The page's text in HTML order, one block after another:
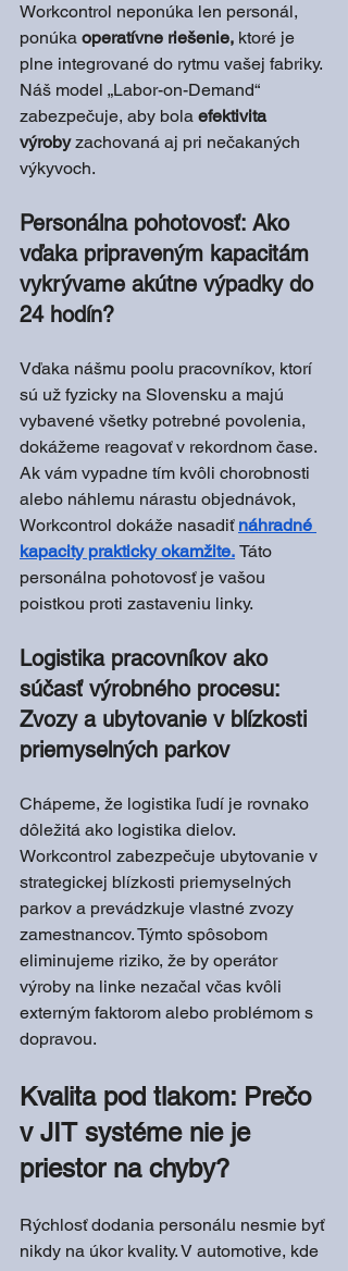
Workcontrol neponúka len personál,
ponúka operatívne riešenie, ktoré je
plne integrované do rytmu vašej fabriky.
Náš model „Labor-on-Demand“
zabezpečuje, aby bola efektivita
výroby zachovaná aj pri nečakaných
výkyvoch.
Personálna pohotovosť: Ako
vďaka pripraveným kapacitám
vykrývame akútne výpadky do
24 hodín?
Vďaka nášmu poolu pracovníkov, ktorí
sú už fyzicky na Slovensku a majú
vybavené všetky potrebné povolenia,
dokážeme reagovať v rekordnom čase.
Ak vám vypadne tím kvôli chorobnosti
alebo náhlemu nárastu objednávok,
Workcontrol dokáže nasadiť náhradné
kapacity prakticky okamžite. Táto
personálna pohotovosť je vašou
poistkou proti zastaveniu linky.
Logistika pracovníkov ako
súčasť výrobného procesu:
Zvozy a ubytovanie v blízkosti
priemyselných parkov
Chápeme, že logistika ľudí je rovnako
dôležitá ako logistika dielov.
Workcontrol zabezpečuje ubytovanie v
strategickej blízkosti priemyselných
parkov a prevádzkuje vlastné zvozy
zamestnancov. Týmto spôsobom
eliminujeme riziko, že by operátor
výroby na linke nezačal včas kvôli
externým faktorom alebo problémom s
dopravou.
Kvalita pod tlakom: Prečo
v JIT systéme nie je
priestor na chyby?
Rýchlosť dodania personálu nesmie byť
nikdy na úkor kvality. V automotive, kde